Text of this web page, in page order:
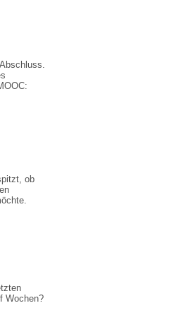
ob
Wochen?